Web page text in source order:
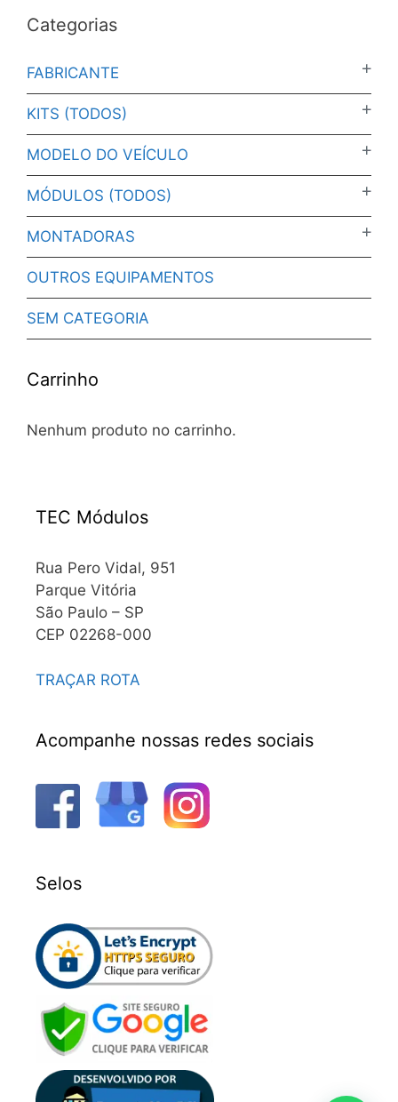
Categorias
FABRICANTE
KITS (TODOS)
MODELO DO VEÍCULO
MÓDULOS (TODOS)
MONTADORAS
OUTROS EQUIPAMENTOS
SEM CATEGORIA
Carrinho
Nenhum produto no carrinho.
TEC Módulos
Rua Pero Vidal, 951
Parque Vitória
São Paulo – SP
CEP 02268-000
TRAÇAR ROTA
Acompanhe nossas redes sociais
Selos